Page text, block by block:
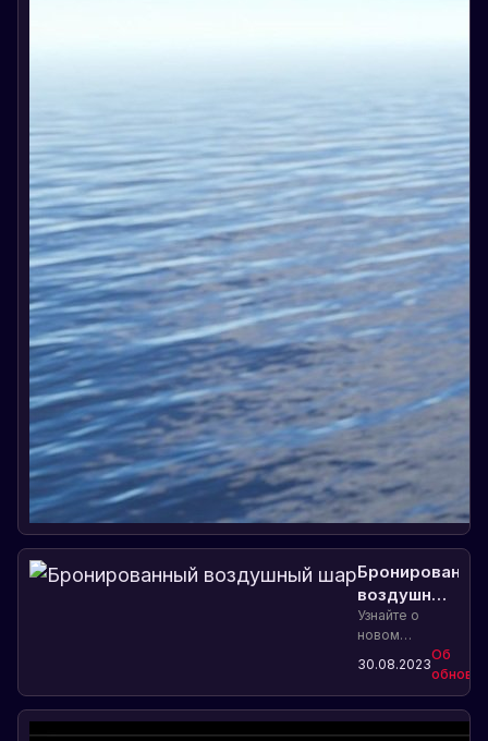
воздушный
шар
Узнайте о
новом
бронированном
воздушном
шаре в игре
Rust и его
защитных
30.08.2023
Об